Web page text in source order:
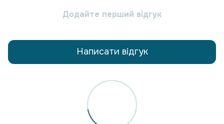
Додайте перший відгук
Написати відгук